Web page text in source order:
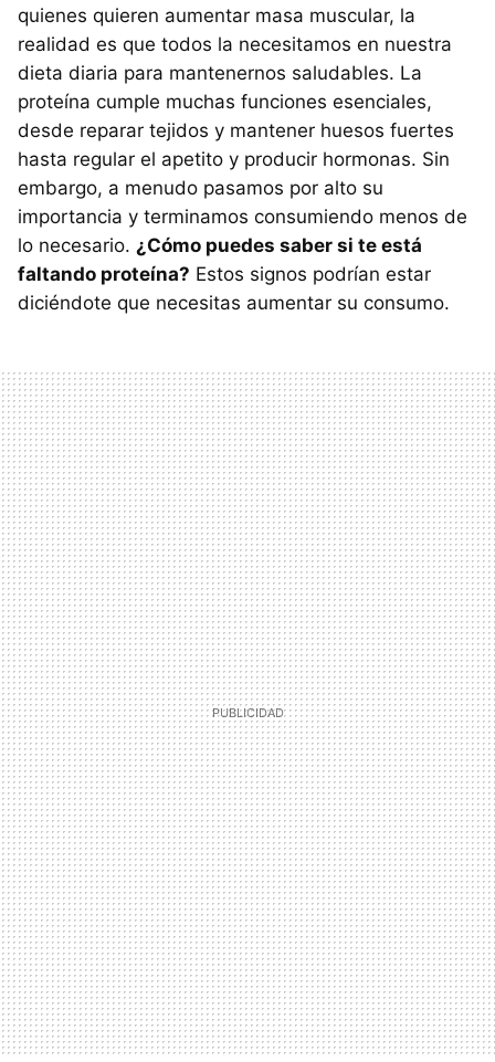
quienes quieren aumentar masa muscular, la
realidad es que todos la necesitamos en nuestra
dieta diaria para mantenernos saludables. La
proteína cumple muchas funciones esenciales,
desde reparar tejidos y mantener huesos fuertes
hasta regular el apetito y producir hormonas. Sin
embargo, a menudo pasamos por alto su
importancia y terminamos consumiendo menos de
lo necesario. ¿Cómo puedes saber si te está
faltando proteína? Estos signos podrían estar
diciéndote que necesitas aumentar su consumo.